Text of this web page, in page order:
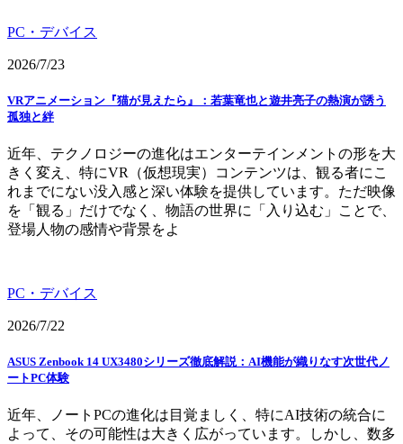
PC・デバイス
2026/7/23
VRアニメーション『猫が見えたら』：若葉竜也と遊井亮子の熱演が誘う
孤独と絆
近年、テクノロジーの進化はエンターテインメントの形を大
きく変え、特にVR（仮想現実）コンテンツは、観る者にこ
れまでにない没入感と深い体験を提供しています。ただ映像
を「観る」だけでなく、物語の世界に「入り込む」ことで、
登場人物の感情や背景をよ
PC・デバイス
2026/7/22
ASUS Zenbook 14 UX3480シリーズ徹底解説：AI機能が織りなす次世代ノ
ートPC体験
近年、ノートPCの進化は目覚ましく、特にAI技術の統合に
よって、その可能性は大きく広がっています。しかし、数多